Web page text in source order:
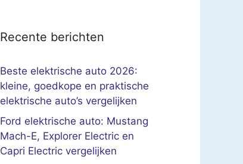
Recente berichten
Beste elektrische auto 2026:
kleine, goedkope en praktische
elektrische auto’s vergelijken
Ford elektrische auto: Mustang
Mach-E, Explorer Electric en
Capri Electric vergelijken